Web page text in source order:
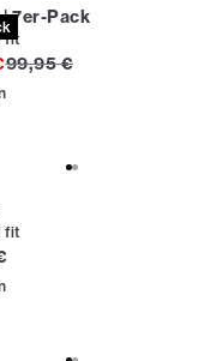
7er-Pack
fit
Ursprünglicher Preis
99,95 €
fit